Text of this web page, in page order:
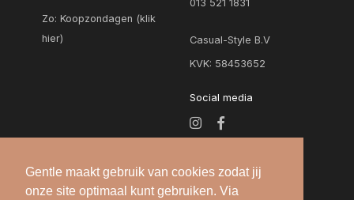
Gentle maakt gebruik van cookies zodat jij
onze site optimaal kunt gebruiken. Via
Zo:Koopzondagen (klik
hier)
013 521 1831
Casual-Style B.V
KVK: 58453652
Social media